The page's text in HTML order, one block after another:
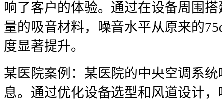
响了客户的体验。通过在设备周围
量的吸音材料，噪音水平从原来的
度显著提升。
某医院案例：某医院的中央空调系
息。通过优化设备选型和风道设计